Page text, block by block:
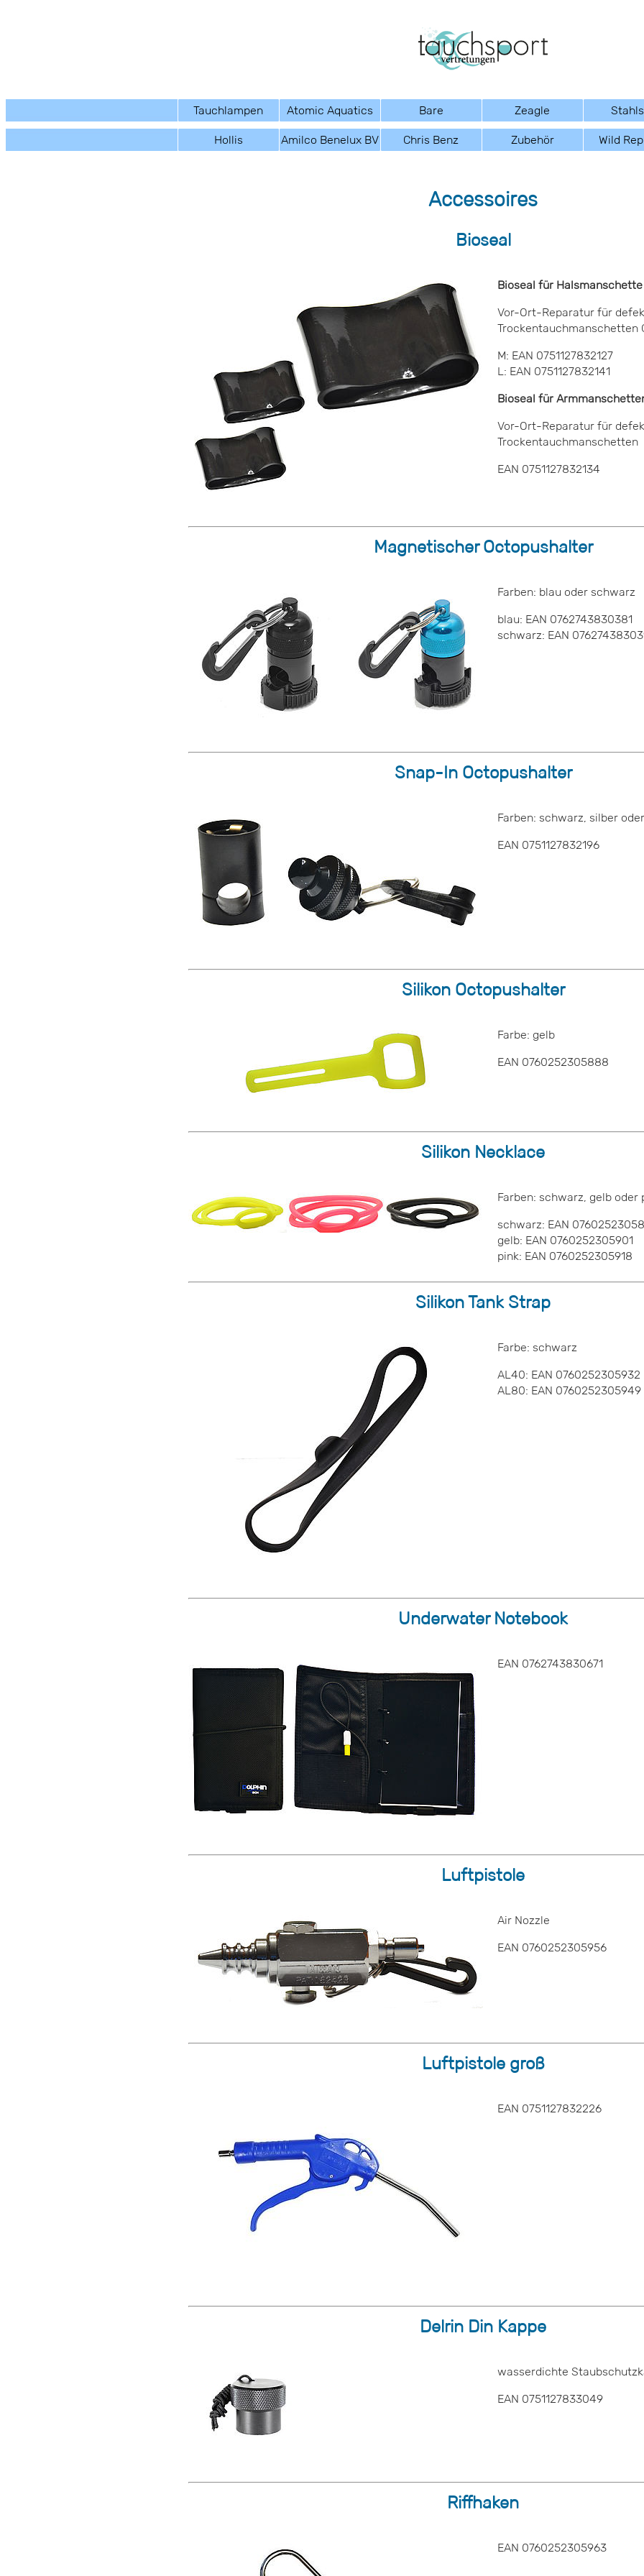
Tauchlampen Atomic Aquatics Bare Zeagle
Hollis Amilco Benelux BV Chris Benz Zubehör Wild
Accessoires
Bioseal
Bioseal für
Vor-Ort-Reparatur für
Trockentauchmanschetten
M: EAN 0751127832127
L: EAN 0751127832141
Bioseal für
Vor-Ort-Reparatur für
Trockentauchmanschetten
EAN 0751127832134
Magnetischer Octopushalter
Farben: blau oder schwarz
blau: EAN
schwarz: EAN
Snap-In Octopushalter
Farben: schwarz, silber
EAN 0751127832196
Silikon Octopushalter
Farbe: gelb
EAN 0760252305888
Silikon Necklace
Farben: schwarz, gelb oder
schwarz: EAN
gelb: EAN 0760252305901
pink: EAN 0760252305918
Silikon Tank Strap
Farbe: schwarz
AL40: EAN 0760252305932
AL80: EAN 0760252305949
Underwater Notebook
EAN 0762743830671
Luftpistole
Air Nozzle
EAN 0760252305956
Luftpistole groß
EAN 0751127832226
Delrin Din Kappe
wasserdichte
EAN 0751127833049
Riffhaken
EAN 0760252305963